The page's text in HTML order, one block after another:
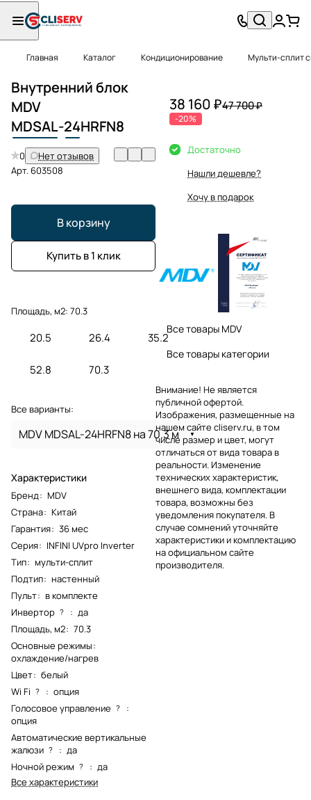
Главная Каталог Кондиционирование Мульти-сплит
Внутренний блок
MDV
MDSAL-24HRFN8
0
Нет отзывов
Арт.603508
В корзину
Купить в 1 клик
Площадь, м2: 70.3
20.5 26.4 35.2
52.8 70.3
Все варианты:
MDV MDSAL-24HRFN8 на 70.3 м
Характеристики
Бренд: MDV
Страна: Китай
Гарантия: 36 мес
Серия: INFINI UVpro Inverter
Тип: мульти-сплит
Подтип: настенный
Пульт: в комплекте
Инвертор ? : да
Площадь, м2: 70.3
Основные режимы:
охлаждение/нагрев
Цвет: белый
Wi Fi ? : опция
Голосовое управление ?
:
опция
Автоматические вертикальные
жалюзи ? : да
Ночной режим ? : да
Все характеристики
38 160 ₽47 700 ₽
-20%
Достаточно
Нашли дешевле?
Хочу в подарок
Все товары MDV
Все товары категории
Внимание! Не является
публичной офертой.
Изображения, размещенные на
нашем сайте cliserv.ru, в том
числе размер и цвет, могут
отличаться от вида товара в
реальности. Изменение
технических характеристик,
внешнего вида, комплектации
товара, возможны без
уведомления покупателя. В
случае сомнений уточняйте
характеристики и комплектацию
на официальном сайте
производителя.